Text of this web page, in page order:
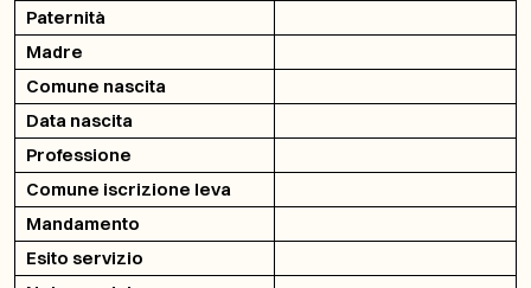
Paternità
Madre
Comune nascita
Data nascita
Professione
Comune iscrizione leva
Mandamento
Esito servizio